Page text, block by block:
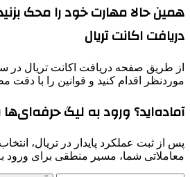
همین حالا مهارت خود را محک
دریافت اکانت تریال
از طریق صفحه دریافت اکانت تریال
موردنظر اقدام کنید و قوانین را با دقت
آماده‌اید؟ ورود به لیگ حرفه‌ای‌ها
پس از ثبت عملکرد پایدار در تریال،
معاملاتی شما، مسیر منطقی برای ورود